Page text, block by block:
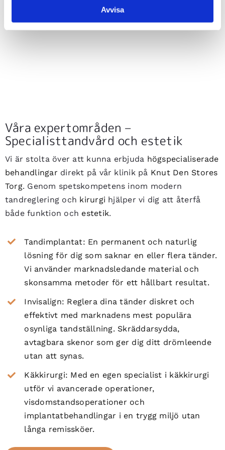
Avvisa
Våra expertområden –
Specialisttandvård och estetik
Vi är stolta över att kunna erbjuda högspecialiserade
behandlingar direkt på vår klinik på Knut Den Stores
Torg. Genom spetskompetens inom modern
tandreglering och kirurgi hjälper vi dig att återfå
både funktion och estetik.
Tandimplantat: En permanent och naturlig
lösning för dig som saknar en eller flera tänder.
Vi använder marknadsledande material och
skonsamma metoder för ett hållbart resultat.
Invisalign: Reglera dina tänder diskret och
effektivt med marknadens mest populära
osynliga tandställning. Skräddarsydda,
avtagbara skenor som ger dig ditt drömleende
utan att synas.
Käkkirurgi: Med en egen specialist i käkkirurgi
utför vi avancerade operationer,
visdomstandsoperationer och
implantatbehandlingar i en trygg miljö utan
långa remissköer.